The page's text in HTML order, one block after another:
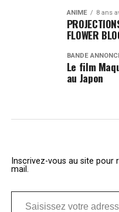
ANIME 8 ans
FLOWER
BANDE
Le film
au Japon
Inscrivez-vous au site pour
mail.
Saisissez votre adresse e-mail…